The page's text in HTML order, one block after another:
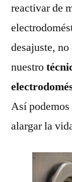
reactivar de
desajuste,
nuestro
Así
alargar la